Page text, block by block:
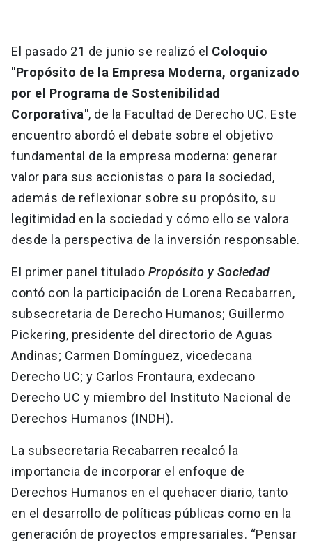
El pasado 21 de junio se realizó el Coloquio
"Propósito de la Empresa Moderna, organizado
por el Programa de Sostenibilidad
Corporativa", de la Facultad de Derecho UC. Este
encuentro abordó el debate sobre el objetivo
fundamental de la empresa moderna: generar
valor para sus accionistas o para la sociedad,
además de reflexionar sobre su propósito, su
legitimidad en la sociedad y cómo ello se valora
desde la perspectiva de la inversión responsable.
El primer panel titulado Propósito y Sociedad
contó con la participación de Lorena Recabarren,
subsecretaria de Derecho Humanos; Guillermo
Pickering, presidente del directorio de Aguas
Andinas; Carmen Domínguez, vicedecana
Derecho UC; y Carlos Frontaura, exdecano
Derecho UC y miembro del Instituto Nacional de
Derechos Humanos (INDH).
La subsecretaria Recabarren recalcó la
importancia de incorporar el enfoque de
Derechos Humanos en el quehacer diario, tanto
en el desarrollo de políticas públicas como en la
generación de proyectos empresariales. “Pensar